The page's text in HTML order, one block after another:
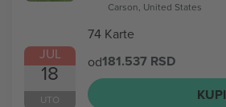
JUL
18
UTO
Carson, United States
74 Karte
od181.537 RSD
KUPI